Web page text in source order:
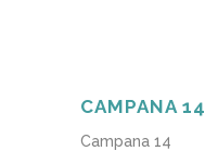
CAMPANA 14
Campana 14